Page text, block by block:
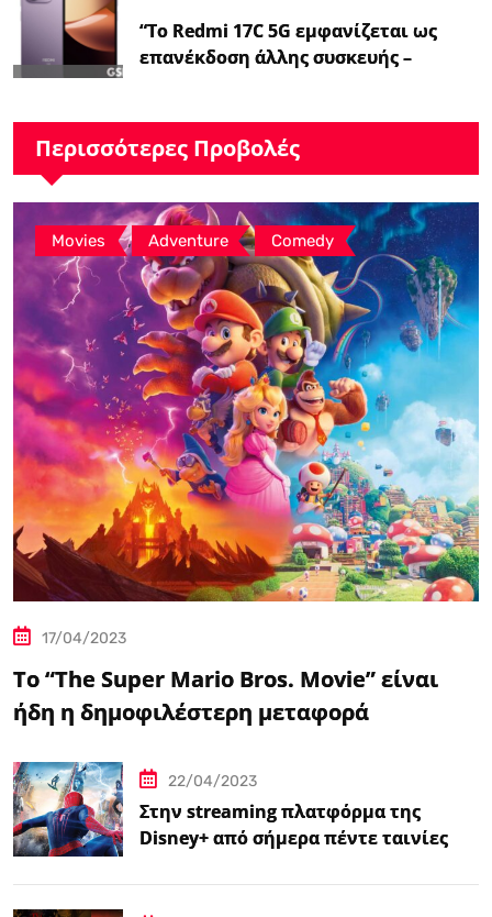
“Το Redmi 17C 5G εμφανίζεται ως
επανέκδοση άλλης συσκευής –
Περισσότερες Προβολές
Movies , Adventure , Comedy
17/04/2023
Το “The Super Mario Bros. Movie” είναι
ήδη η δημοφιλέστερη μεταφορά
22/04/2023
Στην streaming πλατφόρμα της
Disney+ από σήμερα πέντε ταινίες